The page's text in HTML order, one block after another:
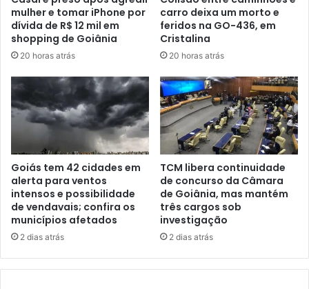
mulher e tomar iPhone por
dívida de R$ 12 mil em
shopping de Goiânia
20 horas atrás
carro deixa um morto e
feridos na GO-436, em
Cristalina
20 horas atrás
Goiás tem 42 cidades em
alerta para ventos
intensos e possibilidade
de vendavais; confira os
municípios afetados
2 dias atrás
TCM libera continuidade
de concurso da Câmara
de Goiânia, mas mantém
três cargos sob
investigação
2 dias atrás